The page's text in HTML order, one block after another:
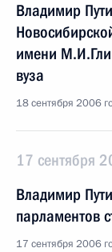
Владимир
имени
вуза
18 сентября 2006
17 сентября
Владимир
парламентов
17 сентября 2006